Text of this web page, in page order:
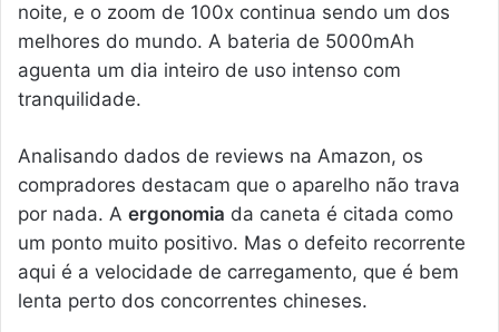
noite, e o zoom de 100x continua sendo um dos
melhores do mundo. A bateria de 5000mAh
aguenta um dia inteiro de uso intenso com
tranquilidade.
Analisando dados de reviews na Amazon, os
compradores destacam que o aparelho não trava
por nada. A ergonomia da caneta é citada como
um ponto muito positivo. Mas o defeito recorrente
aqui é a velocidade de carregamento, que é bem
lenta perto dos concorrentes chineses.